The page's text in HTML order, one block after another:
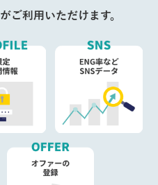
がご利用いただけます。